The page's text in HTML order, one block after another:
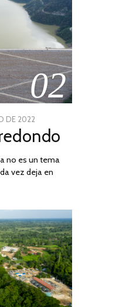
02
DE 2022
DE
DE
2022
no es un tema
vez deja en